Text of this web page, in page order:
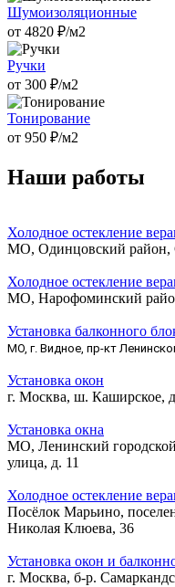
Шумоизоляционные
от 4820 ₽/м2
Ручки
от 300 ₽/м2
Тонирование
от 950 ₽/м2
Наши работы
Холодное остекление
МО, Одинцовский район,
Холодное остекление
МО, Нарофоминский
Установка балконного
МО, г. Видное, пр-кт
Установка окон
г. Москва, ш. Каширское,
Установка окна
МО, Ленинский городской
улица, д. 11
Холодное остекление
Посёлок Марьино,
Николая Клюева, 36
Установка окон и
г. Москва, б-р.